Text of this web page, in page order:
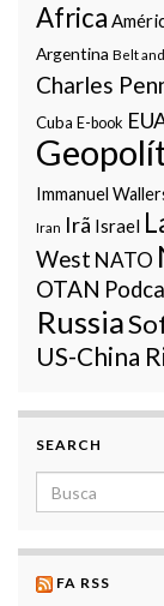
Africa
Argentina Belt
Charles
Cuba E-book
Immanuel
Iran Irã Israel
West NATO
OTAN
Russia
US-China
SEARCH
Search for:
FA RSS